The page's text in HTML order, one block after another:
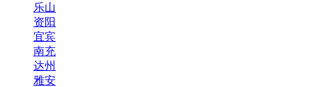
乐山
资阳
宜宾
南充
达州
雅安